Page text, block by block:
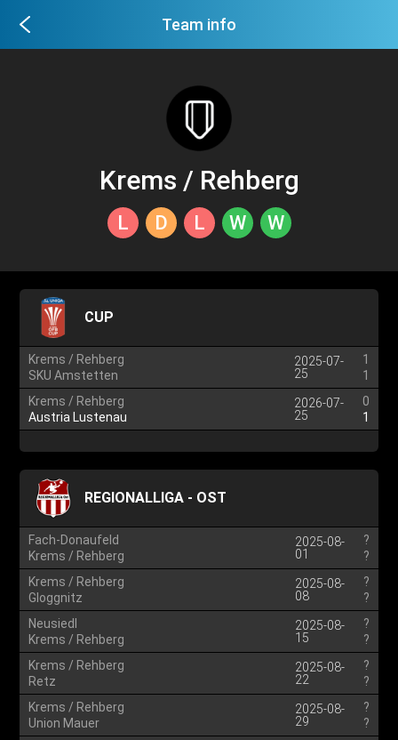
Team info
Krems / Rehberg
L D L W W
CUP
Krems / Rehberg
SKU Amstetten
2025-07-
25
1
1
Krems / Rehberg
Austria Lustenau
2026-07-
25
0
1
REGIONALLIGA - OST
Fach-Donaufeld
Krems / Rehberg
2025-08-
01
?
?
Krems / Rehberg
Gloggnitz
2025-08-
08
?
?
Neusiedl
Krems / Rehberg
2025-08-
15
?
?
Krems / Rehberg
Retz
2025-08-
22
?
?
Krems / Rehberg
Union Mauer
2025-08-
29
?
?